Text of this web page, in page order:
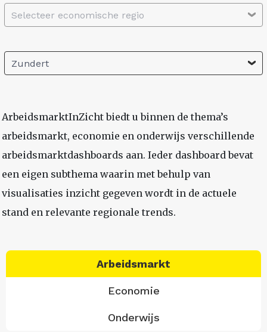
Selecteer economische regio
Zundert
ArbeidsmarktInZicht biedt u binnen de thema’s
arbeidsmarkt, economie en onderwijs verschillende
arbeidsmarktdashboards aan. Ieder dashboard bevat
een eigen subthema waarin met behulp van
visualisaties inzicht gegeven wordt in de actuele
stand en relevante regionale trends.
Arbeidsmarkt
Economie
Onderwijs